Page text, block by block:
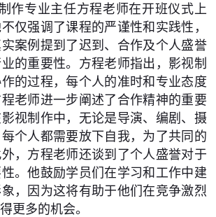
作专业主任方程老师在开班仪式上
仅强调了课程的严谨性和实践性，
案例提到了迟到、合作及个人盛誉
的重要性。方程老师指出，影视制
的过程，每个人的准时和专业态度
老师进一步阐述了合作精神的重要
视制作中，无论是导演、编剧、摄
个人都需要放下自我，为了共同的
，方程老师还谈到了个人盛誉对于
。他鼓励学员们在学习和工作中建
，因为这将有助于他们在竞争激烈
更多的机会。